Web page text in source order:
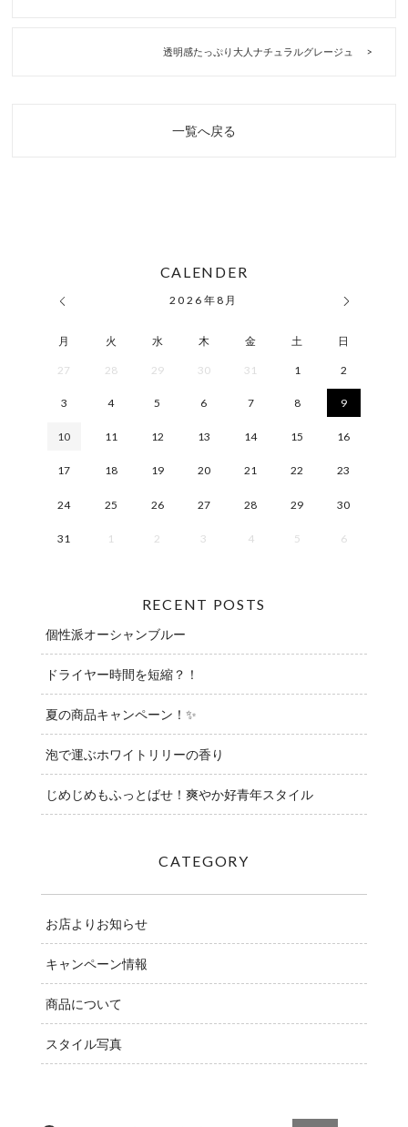
透明感たっぷり大人ナチュラルグレージュ
一覧へ戻る
CALENDER
2026 年 8月
月 火 水 木 金 土 日
27 28 29 30 31 1 2
3 4 5 6 7 8 9
10 11 12 13 14 15 16
17 18 19 20 21 22 23
24 25 26 27 28 29 30
31 1 2 3 4 5 6
RECENT POSTS
個性派オーシャンブルー
ドライヤー時間を短縮？！
夏の商品キャンペーン！✨
泡で運ぶホワイトリリーの香り
じめじめもふっとばせ！爽やか好青年スタイル
CATEGORY
お店よりお知らせ
キャンペーン情報
商品について
スタイル写真